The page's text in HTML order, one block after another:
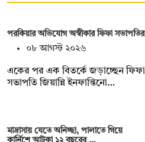
পরকিয়ার অভিযোগ অস্বীকার ফিফা সভাপতির
০৮ আগস্ট ২০২৬
একের পর এক বিতর্কে জড়াচ্ছেন ফিফা
সভাপতি জিয়ান্নি ইনফান্তিনো…
মাদ্রাসায় যেতে অনিচ্ছা, পালাতে গিয়ে
কার্নিশে আটকা ১২ বছরের …